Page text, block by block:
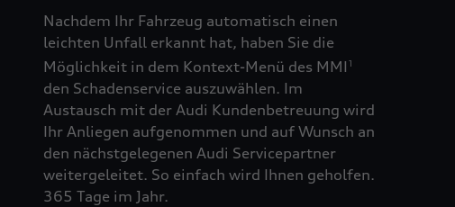
Nachdem Ihr Fahrzeug automatisch einen
leichten Unfall erkannt hat, haben Sie die
Möglichkeit in dem Kontext-Menü des MMI 1
den Schadenservice auszuwählen. Im
Austausch mit der Audi Kundenbetreuung wird
Ihr Anliegen aufgenommen und auf Wunsch an
den nächstgelegenen Audi Servicepartner
weitergeleitet. So einfach wird Ihnen geholfen.
365 Tage im Jahr.